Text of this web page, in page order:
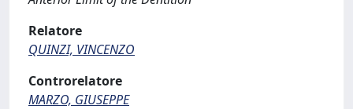
Relatore
QUINZI, VINCENZO
Controrelatore
MARZO, GIUSEPPE